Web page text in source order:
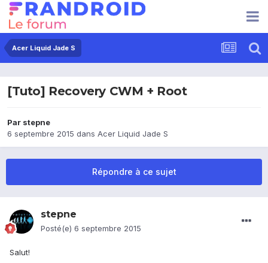
Acer Liquid Jade S
[Tuto] Recovery CWM + Root
Par stepne
6 septembre 2015 dans Acer Liquid Jade S
Répondre à ce sujet
stepne
Posté(e) 6 septembre 2015
Salut!